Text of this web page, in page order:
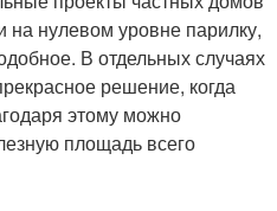
нулевом уровне парилку,
В отдельных случаях
решение, когда
этому можно
площадь всего